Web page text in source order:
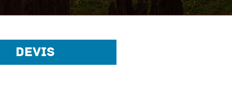
DEVIS